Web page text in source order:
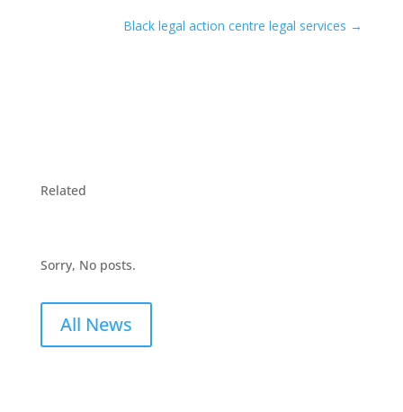
Black legal action centre legal services →
Related
Sorry, No posts.
All News